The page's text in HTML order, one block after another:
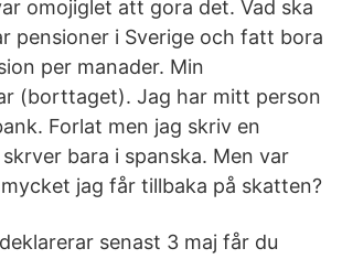
omojiglet att gora det. Vad ska
pensioner i Sverige och fatt bora
per manader. Min
(borttaget). Jag har mitt person
Forlat men jag skriv en
bara i spanska. Men var
jag får tillbaka på skatten?
senast 3 maj får du